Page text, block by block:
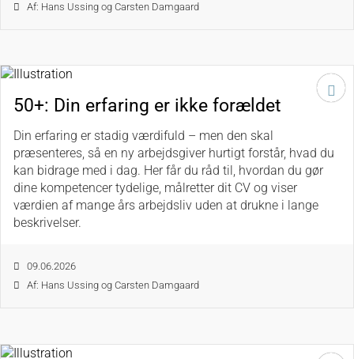
Af: Hans Ussing og Carsten Damgaard
50+: Din erfaring er ikke forældet
Din erfaring er stadig værdifuld – men den skal
præsenteres, så en ny arbejdsgiver hurtigt forstår, hvad du
kan bidrage med i dag. Her får du råd til, hvordan du gør
dine kompetencer tydelige, målretter dit CV og viser
værdien af mange års arbejdsliv uden at drukne i lange
beskrivelser.
09.06.2026
Af: Hans Ussing og Carsten Damgaard